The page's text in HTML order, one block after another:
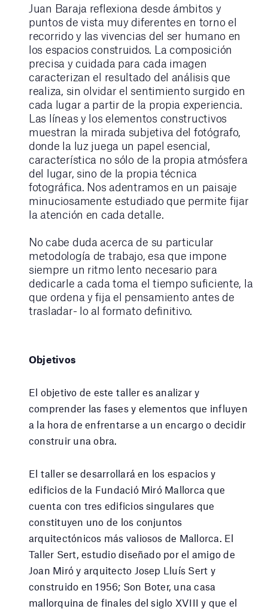
Juan Baraja reflexiona desde ámbitos y
puntos de vista muy diferentes en torno el
recorrido y las vivencias del ser humano en
los espacios construidos. La composición
precisa y cuidada para cada imagen
caracterizan el resultado del análisis que
realiza, sin olvidar el sentimiento surgido en
cada lugar a partir de la propia experiencia.
Las líneas y los elementos constructivos
muestran la mirada subjetiva del fotógrafo,
donde la luz juega un papel esencial,
característica no sólo de la propia atmósfera
del lugar, sino de la propia técnica
fotográfica. Nos adentramos en un paisaje
minuciosamente estudiado que permite fijar
la atención en cada detalle.
No cabe duda acerca de su particular
metodología de trabajo, esa que impone
siempre un ritmo lento necesario para
dedicarle a cada toma el tiempo suficiente, la
que ordena y fija el pensamiento antes de
trasladar- lo al formato definitivo.
Objetivos
El objetivo de este taller es analizar y
comprender las fases y elementos que influyen
a la hora de enfrentarse a un encargo o decidir
construir una obra.
El taller se desarrollará en los espacios y
edificios de la Fundació Miró Mallorca que
cuenta con tres edificios singulares que
constituyen uno de los conjuntos
arquitectónicos más valiosos de Mallorca. El
Taller Sert, estudio diseñado por el amigo de
Joan Miró y arquitecto Josep Lluís Sert y
construido en 1956; Son Boter, una casa
mallorquina de finales del siglo XVIII y que el